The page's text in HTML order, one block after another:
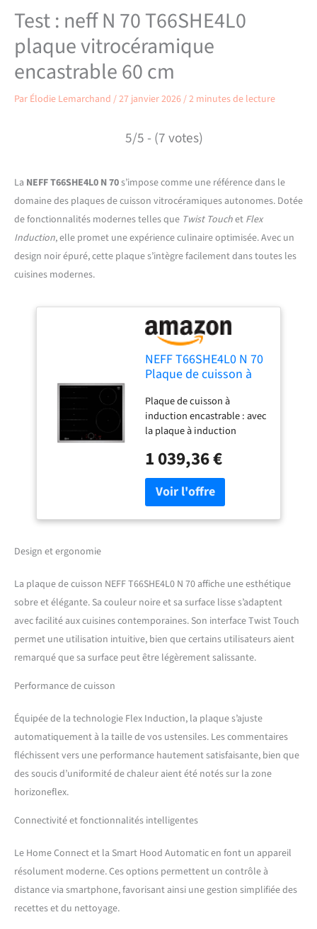
Test : neff N 70 T66SHE4L0
plaque vitrocéramique
encastrable 60 cm
Par Élodie Lemarchand /27 janvier 2026/2 minutes de lecture
5/5 - (7 votes)
La NEFF T66SHE4L0 N 70s’impose comme une référence dans le
domaine des plaques de cuisson vitrocéramiques autonomes. Dotée
de fonctionnalités modernes telles que Twist Touchet Flex
Induction, elle promet une expérience culinaire optimisée. Avec un
design noir épuré, cette plaque s’intègre facilement dans toutes les
cuisines modernes.
NEFF T66SHE4L0 N 70
Plaque de cuisson à
vitrocéramique de 60
cm de large, Twist
Touch, Flex Induction,
Home Connect, Smart
Hood Automatic, à
poser Noir
Plaque de cuisson à
induction encastrable : avec
la plaque à induction
repas devient un régal
palais. La plaque de cuisson
vitrocéramique se distingue
par son design élégant et est
facile à nettoyer grâce à sa
l'anneau virtuel Twist
Touch, vous pouvez régler
directement et rapidement
la plaque de cuisson d'un
niveau de puissance au
niveau de puissance.
zone de rôtissage. Il détecte
automatiquement la taille
et la position de la batterie
de cuisine et la chauffe
exactement à cet endroit.
volonté. Home Connect :
cuisson via l'application
informé de l'état de votre
plaque de cuisson ou
1 039,36 €
Design et ergonomie
La plaque de cuisson NEFF T66SHE4L0 N 70 affiche une esthétique
sobre et élégante. Sa couleur noire et sa surface lisse s’adaptent
avec facilité aux cuisines contemporaines. Son interface Twist Touch
permet une utilisation intuitive, bien que certains utilisateurs aient
remarqué que sa surface peut être légèrement salissante.
Performance de cuisson
Équipée de la technologie Flex Induction, la plaque s’ajuste
automatiquement à la taille de vos ustensiles. Les commentaires
fléchissent vers une performance hautement satisfaisante, bien que
des soucis d’uniformité de chaleur aient été notés sur la zone
horizoneflex.
Connectivité et fonctionnalités intelligentes
Le Home Connect et la Smart Hood Automatic en font un appareil
résolument moderne. Ces options permettent un contrôle à
distance via smartphone, favorisant ainsi une gestion simplifiée des
recettes et du nettoyage.